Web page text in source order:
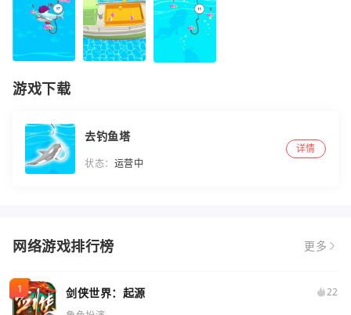
游戏下载
去钓鱼塔
状态： 运营中
详情
网络游戏排行榜 更多
剑侠世界：起源
22